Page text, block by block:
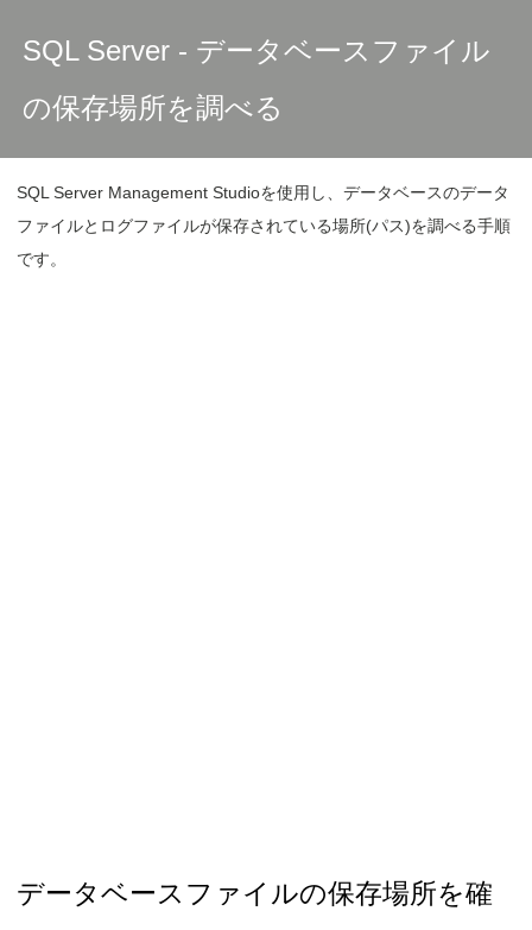
SQL Server - データベースファイル
の保存場所を調べる
SQL Server Management Studioを使用し、データベースのデータ
ファイルとログファイルが保存されている場所(パス)を調べる手順
です。
データベースファイルの保存場所を確